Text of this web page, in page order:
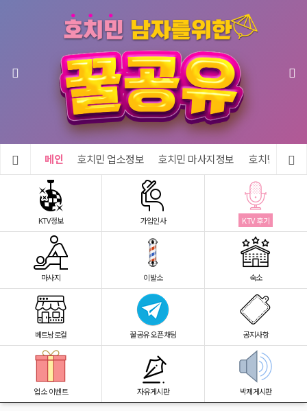
메인 호치민 업소정보 호치민 마사지정보 호치민 숙소
KTV정보 가입인사 KTV 후기
마사지 이발소 숙소
베트남로컬 꿀공유 오픈채팅 공지사항
업소 이벤트 자유게시판 박제게시판